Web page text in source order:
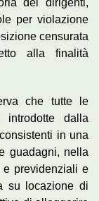
per violazione
censurata
alla finalità
che tutte le
introdotte dalla
in una
guadagni, nella
e previdenziali e
su locazione di